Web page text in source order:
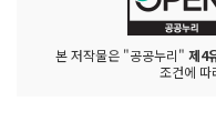
본 저작물은 "공공누리" 제4
조건에 따